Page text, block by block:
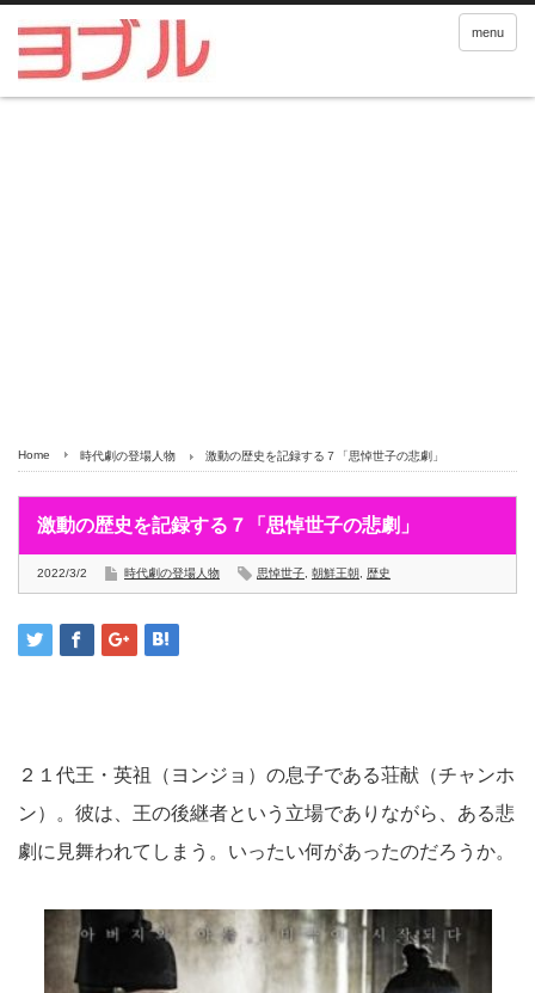
menu
Home 時代劇の登場人物 激動の歴史を記録する７「思悼世子の悲劇」
激動の歴史を記録する７「思悼世子の悲劇」
2022/3/2 時代劇の登場人物 思悼世子 朝鮮王朝 歴史
２１代王・英祖（ヨンジョ）の息子である荘献（チャンホ
ン）。彼は、王の後継者という立場でありながら、ある悲
劇に見舞われてしまう。いったい何があったのだろうか。